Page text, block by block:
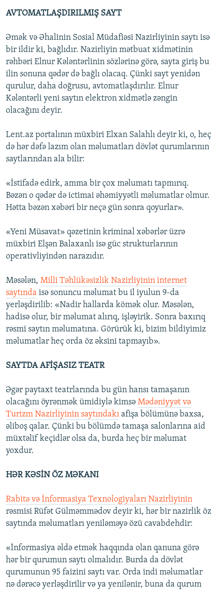
AVTOMATLAŞDIRILMIŞ SAYT
Əmək və Əhalinin Sosial Müdafiəsi Nazirliyinin saytı isə
bir ildir ki, bağlıdır. Nazirliyin mətbuat xidmətinin
rəhbəri Elnur Kələntərlinin sözlərinə görə, sayta giriş bu
ilin sonuna qədər də bağlı olacaq. Çünki sayt yenidən
qurulur, daha doğrusu, avtomatlaşdırılır. Elnur
Kələntərli yeni saytın elektron xidmətlə zəngin
olacağını deyir.
Lent.az portalının müxbiri Elxan Salahlı deyir ki, o, heç
də hər dəfə lazım olan məlumatları dövlət qurumlarının
saytlarından ala bilir:
«İstifadə edirk, amma bir çox məlumatı tapmırıq.
Bəzən o qədər də ictimai əhəmiyyətli məlumatlar olmur.
Hətta bəzən xəbəri bir neçə gün sonra qoyurlar».
«Yeni Müsavat» qəzetinin kriminal xəbərlər üzrə
müxbiri Elşən Balaxanlı isə güc strukturlarının
operativliyindən narazıdır.
Məsələn, Milli Təhlükəsizlik Nazirliyinin internet
saytında isə sonuncu məlumat bu il iyulun 9-da
yerləşdirilib: «Nadir hallarda kömək olur. Məsələn,
hadisə olur, bir məlumat alırıq, işləyirik. Sonra baxırıq
rəsmi saytın məlumatına. Görürük ki, bizim bildiyimiz
məlumatlar heç orda öz əksini tapmayıb».
SAYTDA AFİŞASIZ TEATR
Əgər paytaxt teatrlarında bu gün hansı tamaşanın
olacağını öyrənmək ümidiylə kimsə Mədəniyyət və
Turizm Nazirliyinin saytındakı afişa bölümünə baxsa,
əliboş qalar. Çünki bu bölümdə tamaşa salonlarına aid
müxtəlif keçidlər olsa da, burda heç bir məlumat
yoxdur.
HƏR KƏSİN ÖZ MƏKANI
Rabitə və İnformasiya Texnologiyaları Nazirliyinin
rəsmisi Rüfət Gülməmmədov deyir ki, hər bir nazirlik öz
saytında məlumatları yeniləməyə özü cavabdehdir:
«İnformasiya əldə etmək haqqında olan qanuna görə
hər bir qurumun saytı olmalıdır. Burda da dövlət
qurumunun 95 faizini saytı var. Orda indi məlumatlar
nə dərəcə yerləşdirilir və ya yenilənir, buna da qurum